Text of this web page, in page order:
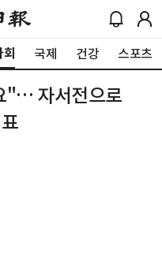
국제 건강 스포츠
"… 자서전으로